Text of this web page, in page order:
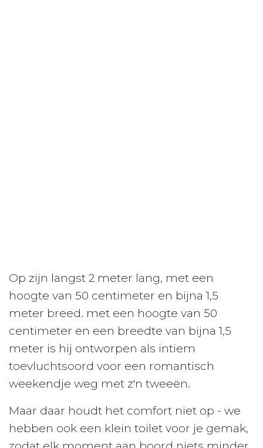
Op zijn langst 2 meter lang, met een
hoogte van 50 centimeter en bijna 1,5
meter breed. met een hoogte van 50
centimeter en een breedte van bijna 1,5
meter is hij ontworpen als intiem
toevluchtsoord voor een romantisch
weekendje weg met z'n tweeën.
Maar daar houdt het comfort niet op - we
hebben ook een klein toilet voor je gemak,